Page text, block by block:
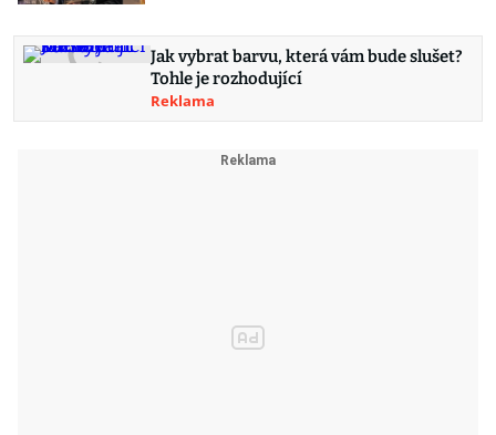
Jak vybrat barvu, která vám bude slušet?
Tohle je rozhodující
Reklama